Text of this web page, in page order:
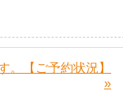
。【ご予約状況】
»